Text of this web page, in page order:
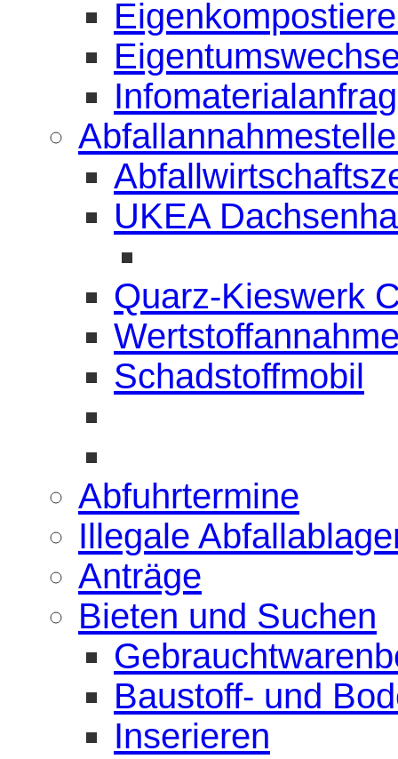
UKEA
Quarz-Kieswerk
Schadstoffmobil
Abfuhrtermine
Illegale
Anträge
Bieten und Suchen
Baustoff- und
Inserieren